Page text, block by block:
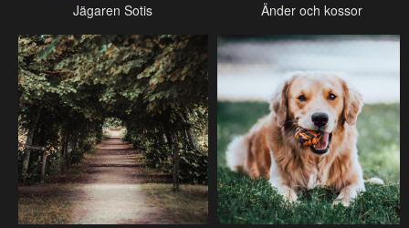
Jägaren Sotis Änder och kossor